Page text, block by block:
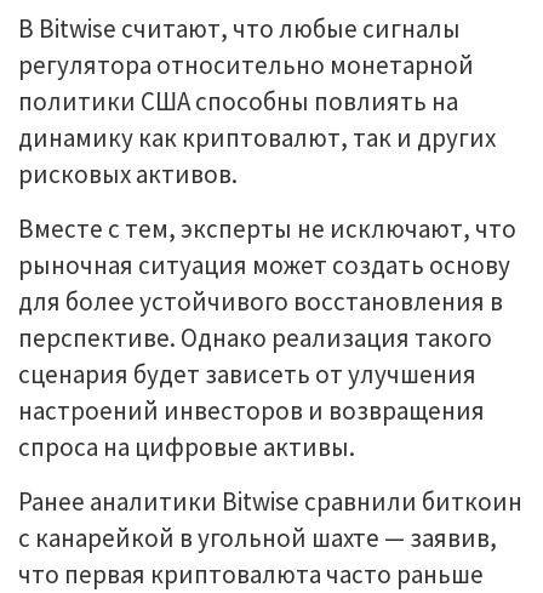
В Bitwise считают, что любые сигналы
регулятора относительно монетарной
политики США способны повлиять на
динамику как криптовалют, так и других
рисковых активов.
Вместе с тем, эксперты не исключают, что
рыночная ситуация может создать основу
для более устойчивого восстановления в
перспективе. Однако реализация такого
сценария будет зависеть от улучшения
настроений инвесторов и возвращения
спроса на цифровые активы.
Ранее аналитики Bitwise сравнили биткоин
с канарейкой в угольной шахте — заявив,
что первая криптовалюта часто раньше